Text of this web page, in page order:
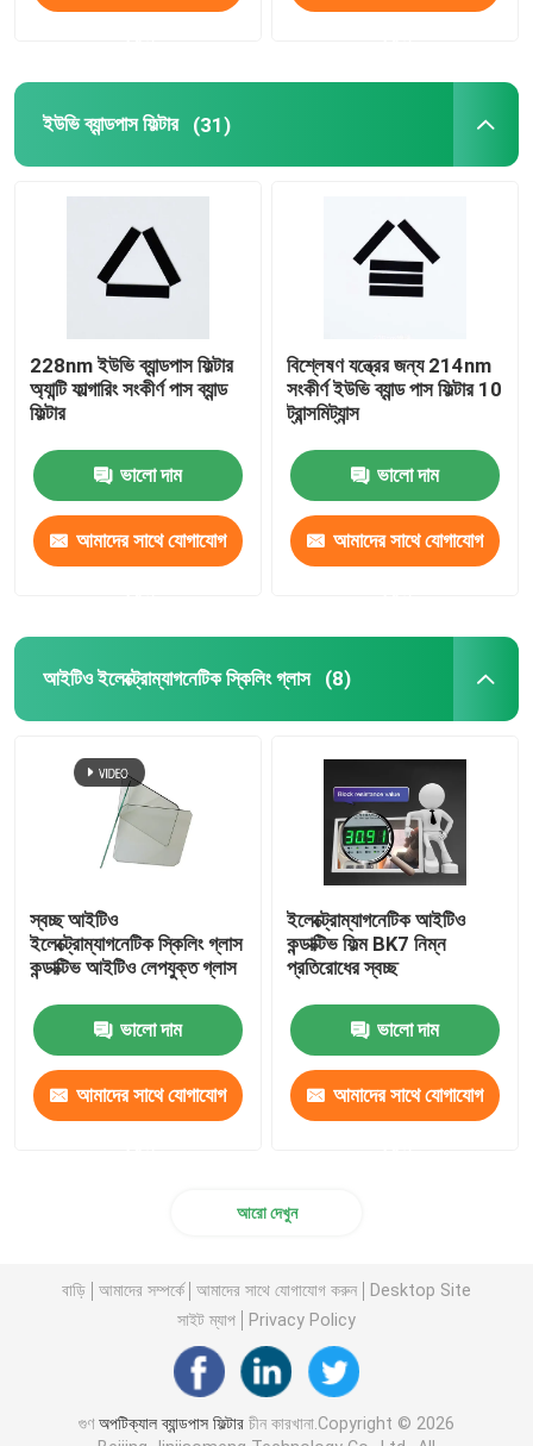
ইউভি ব্যান্ডপাস ফিল্টার (31)
228nm ইউভি ব্যান্ডপাস ফিল্টার
অ্যান্টি ফাল্গারিং সংকীর্ণ পাস ব্যান্ড
ফিল্টার
ভালো দাম
আমাদের সাথে যোগাযোগ
বিশ্লেষণ যন্ত্রের জন্য 214nm
সংকীর্ণ ইউভি ব্যান্ড পাস ফিল্টার 10
ট্রান্সমিট্যান্স
ভালো দাম
আমাদের সাথে যোগাযোগ
আইটিও ইলেক্ট্রোম্যাগনেটিক স্কিলিং গ্লাস (8)
স্বচ্ছ আইটিও
ইলেক্ট্রোম্যাগনেটিক স্কিলিং গ্লাস
কন্ডাক্টিভ আইটিও লেপযুক্ত গ্লাস
ভালো দাম
আমাদের সাথে যোগাযোগ
ইলেক্ট্রোম্যাগনেটিক আইটিও
কন্ডাক্টিভ ফিল্ম BK7 নিম্ন
প্রতিরোধের স্বচ্ছ
ভালো দাম
আমাদের সাথে যোগাযোগ
আরো দেখুন
বাড়ি আমাদের সম্পর্কে আমাদের সাথে যোগাযোগ করুন
Desktop Site
সাইট ম্যাপ
Privacy Policy
গুণঅপটিক্যাল ব্যান্ডপাস ফিল্টারচীন কারখানা.Copyright © 2026